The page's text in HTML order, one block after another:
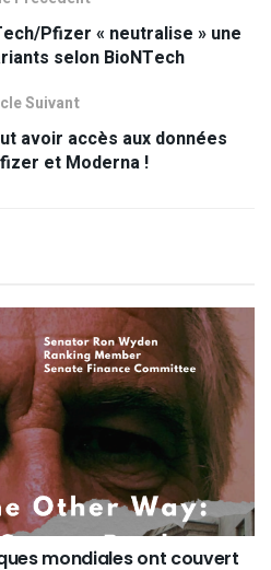
Pfizer « neutralise » une
selon BioNTech
Suivant
avoir accès aux données
et Moderna !
mondiales ont couvert